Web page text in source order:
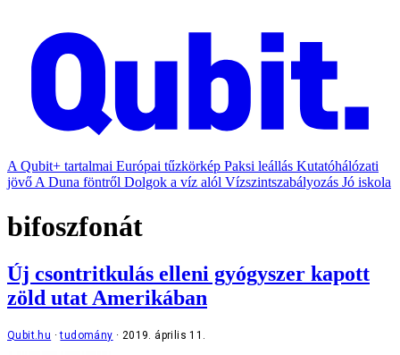
A Qubit+ tartalmai Európai tűzkörkép Paksi leállás Kutatóhálózati
jövő A Duna föntről Dolgok a víz alól Vízszintszabályozás Jó iskola
bifoszfonát
Új csontritkulás elleni gyógyszer kapott
zöld utat Amerikában
Qubit.hu tudomány 2019. április 11.